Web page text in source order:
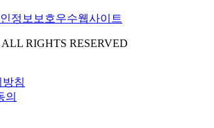
RIGHTS RESERVED
침
의